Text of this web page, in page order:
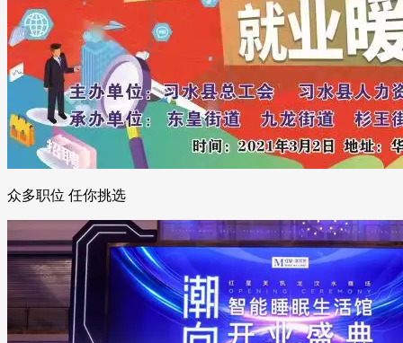
众多职位 任你挑选